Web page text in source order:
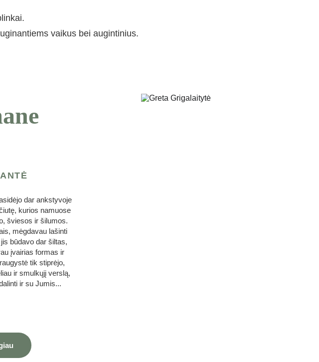
vaikus bei augintinius.
dar ankstyvoje
kurios namuose
šviesos ir šilumos.
mėgdavau lašinti
būdavo dar šiltas,
įvairias formas ir
tik stiprėjo,
ir smulkųjį verslą,
ir su Jumis...